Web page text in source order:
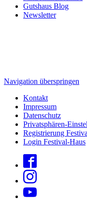
Gutshaus Blog
Newsletter
Navigation überspringen
Kontakt
Impressum
Datenschutz
Privatsphären-
Registrierung
Login Festival-Haus